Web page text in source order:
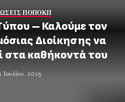
ΠΟΠΟΚΠ
– Καλούμε τον
Διοίκησης να
στα καθήκοντά του
Ιουλίου, 2015